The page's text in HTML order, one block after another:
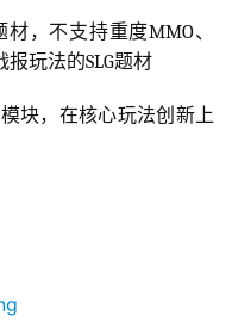
材，不支持重度MMO、
报玩法的SLG题材
块，在核心玩法创新上